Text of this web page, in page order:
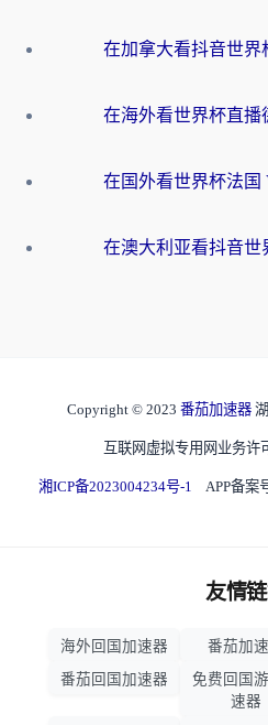
Copyright © 2023 番茄加速器
互联网虚拟专用网业务许
湘ICP备2023004234号-1 APP备案
友情
海外回国加速器 番茄加
番茄回国加速器
免费回国
速器